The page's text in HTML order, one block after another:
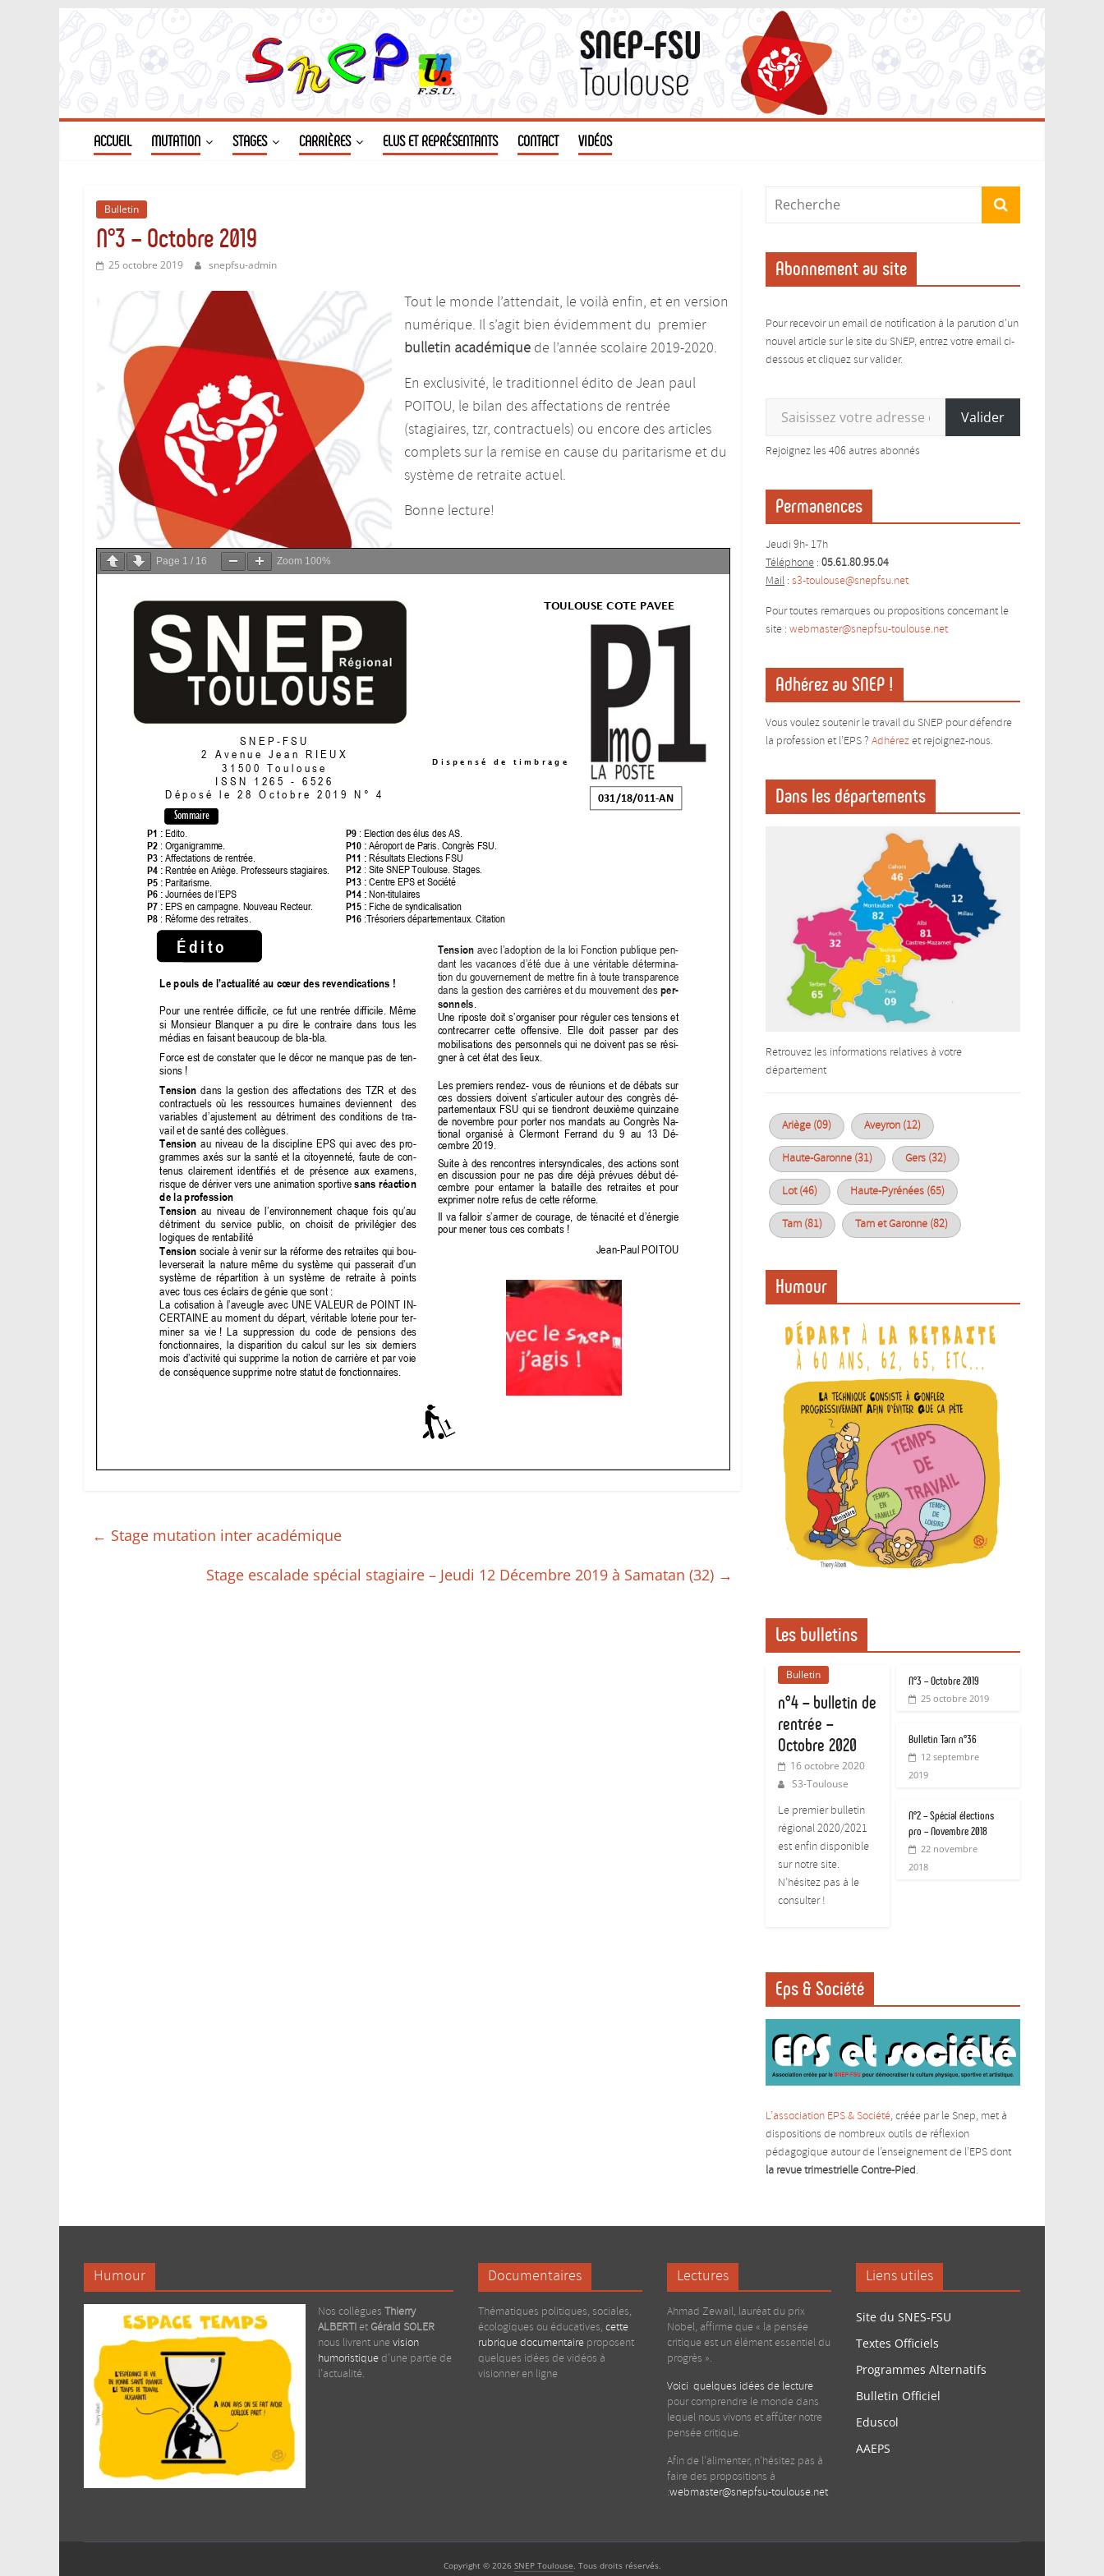
Passer
au
contenu
ACCUEIL MUTATION STAGES CARRIÈRES ELUS ET REPRÉSENTANTS CONTACT VIDÉOS
Bulletin
N°3 – Octobre 2019
25 octobre 2019 snepfsu-admin
Tout le monde l’attendait, le voilà enfin, et en version
numérique. Il s’agit bien évidemment du premier
bulletin académique de l’année scolaire 2019-2020.
En exclusivité, le traditionnel édito de Jean paul
POITOU, le bilan des affectations de rentrée
(stagiaires, tzr, contractuels) ou encore des articles
complets sur la remise en cause du paritarisme et du
système de retraite actuel.
Bonne lecture!
Page 1 / 16 Zoom 100%
← Stage mutation inter académique
Stage escalade spécial stagiaire – Jeudi 12 Décembre 2019 à Samatan (32) →
Abonnement au site
Pour recevoir un email de notification à la parution d'un
nouvel article sur le site du SNEP, entrez votre email ci-
dessous et cliquez sur valider.
Valider
Rejoignez les 406 autres abonnés
Permanences
Jeudi 9h- 17h
Téléphone : 05.61.80.95.04
Mail : s3-toulouse@snepfsu.net
Pour toutes remarques ou propositions concernant le
site : webmaster@snepfsu-toulouse.net
Adhérez au SNEP !
Vous voulez soutenir le travail du SNEP pour défendre
la profession et l’EPS ? Adhérezet rejoignez-nous.
Dans les départements
Retrouvez les informations relatives à votre
département
Ariège (09) Aveyron (12)
Haute-Garonne (31) Gers (32)
Lot (46) Haute-Pyrénées (65)
Tarn (81) Tarn et Garonne (82)
Humour
Les bulletins
Bulletin
n°4 – bulletin de
rentrée –
Octobre 2020
16 octobre 2020
S3-Toulouse
Le premier bulletin
régional 2020/2021
est enfin disponible
sur notre site.
N’hésitez pas à le
consulter !
N°3 – Octobre 2019
25 octobre 2019
Bulletin Tarn n°36
12 septembre
2019
N°2 – Spécial élections
pro – Novembre 2018
22 novembre
2018
Eps & Société
L’association EPS & Société, créée par le Snep, met à
dispositions de nombreux outils de réflexion
pédagogique autour de l’enseignement de l’EPS dont
la revue trimestrielle Contre-Pied.
Humour
Nos collègues Thierry
ALBERTI et Gérald SOLER
nous livrent une vision
humoristiqued’une partie de
l’actualité.
Documentaires
Thématiques politiques, sociales,
écologiques ou éducatives, cette
rubrique documentaire proposent
quelques idées de vidéos à
visionner en ligne
Lectures
Ahmad Zewail, lauréat du prix
Nobel, affirme que « la pensée
critique est un élément essentiel du
progrès ».
Voici quelques idées de lecture
pour comprendre le monde dans
lequel nous vivons et affûter notre
pensée critique.
Afin de l’alimenter, n’hésitez pas à
faire des propositions à
:webmaster@snepfsu-toulouse.net
Liens utiles
Site du SNES-FSU
Textes Officiels
Programmes Alternatifs
Bulletin Officiel
Eduscol
AAEPS
Copyright © 2026 SNEP Toulouse . Tous droits réservés.